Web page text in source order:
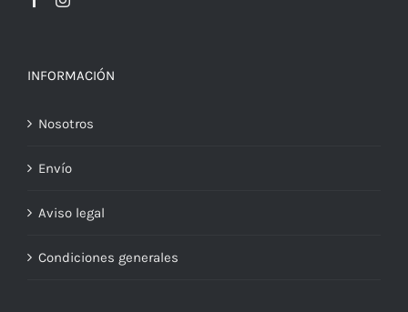
INFORMACIÓN
Nosotros
Envío
Aviso legal
Condiciones generales